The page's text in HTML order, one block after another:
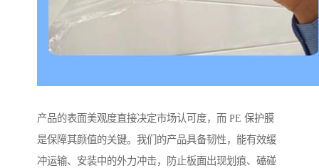
产品的表面美观度直接决定市场认可度，而 PE 保护膜
是保障其颜值的关键。我们的产品具备韧性，能有效缓
冲运输、安装中的外力冲击，防止板面出现划痕、磕碰